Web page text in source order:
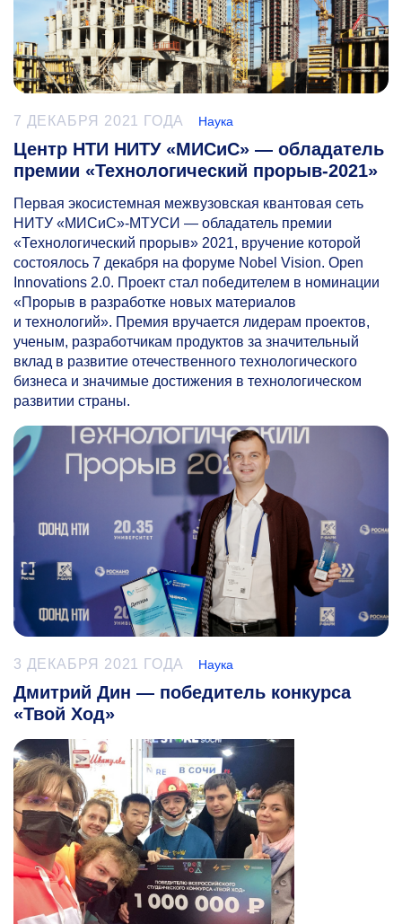
7 ДЕКАБРЯ 2021 ГОДА Наука
Центр НТИ НИТУ «МИСиС» — обладатель
премии «Технологический прорыв-2021»
Первая экосистемная межвузовская квантовая сеть
НИТУ «МИСиС»-МТУСИ — обладатель премии
«Технологический прорыв» 2021, вручение которой
состоялось 7 декабря на форуме Nobel Vision. Open
Innovations 2.0. Проект стал победителем в номинации
«Прорыв в разработке новых материалов
и технологий». Премия вручается лидерам проектов,
ученым, разработчикам продуктов за значительный
вклад в развитие отечественного технологического
бизнеса и значимые достижения в технологическом
развитии страны.
3 ДЕКАБРЯ 2021 ГОДА Наука
Дмитрий Дин — победитель конкурса
«Твой Ход»